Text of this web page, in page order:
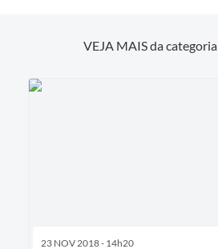
VEJA MAIS da categoria
23 NOV 2018 - 14h20